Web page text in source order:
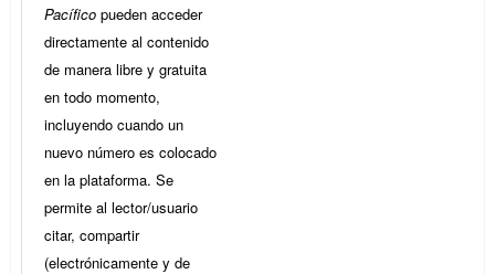
Pacífico pueden acceder
directamente al contenido
de manera libre y gratuita
en todo momento,
incluyendo cuando un
nuevo número es colocado
en la plataforma. Se
permite al lector/usuario
citar, compartir
(electrónicamente y de